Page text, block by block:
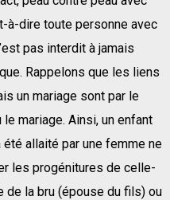
à-dire toute personne avec
pas interdit à jamais
Rappelons que les liens
un mariage sont par le
le mariage. Ainsi, un enfant
allaité par une femme ne
les progénitures de celle-
de la bru (épouse du fils) ou